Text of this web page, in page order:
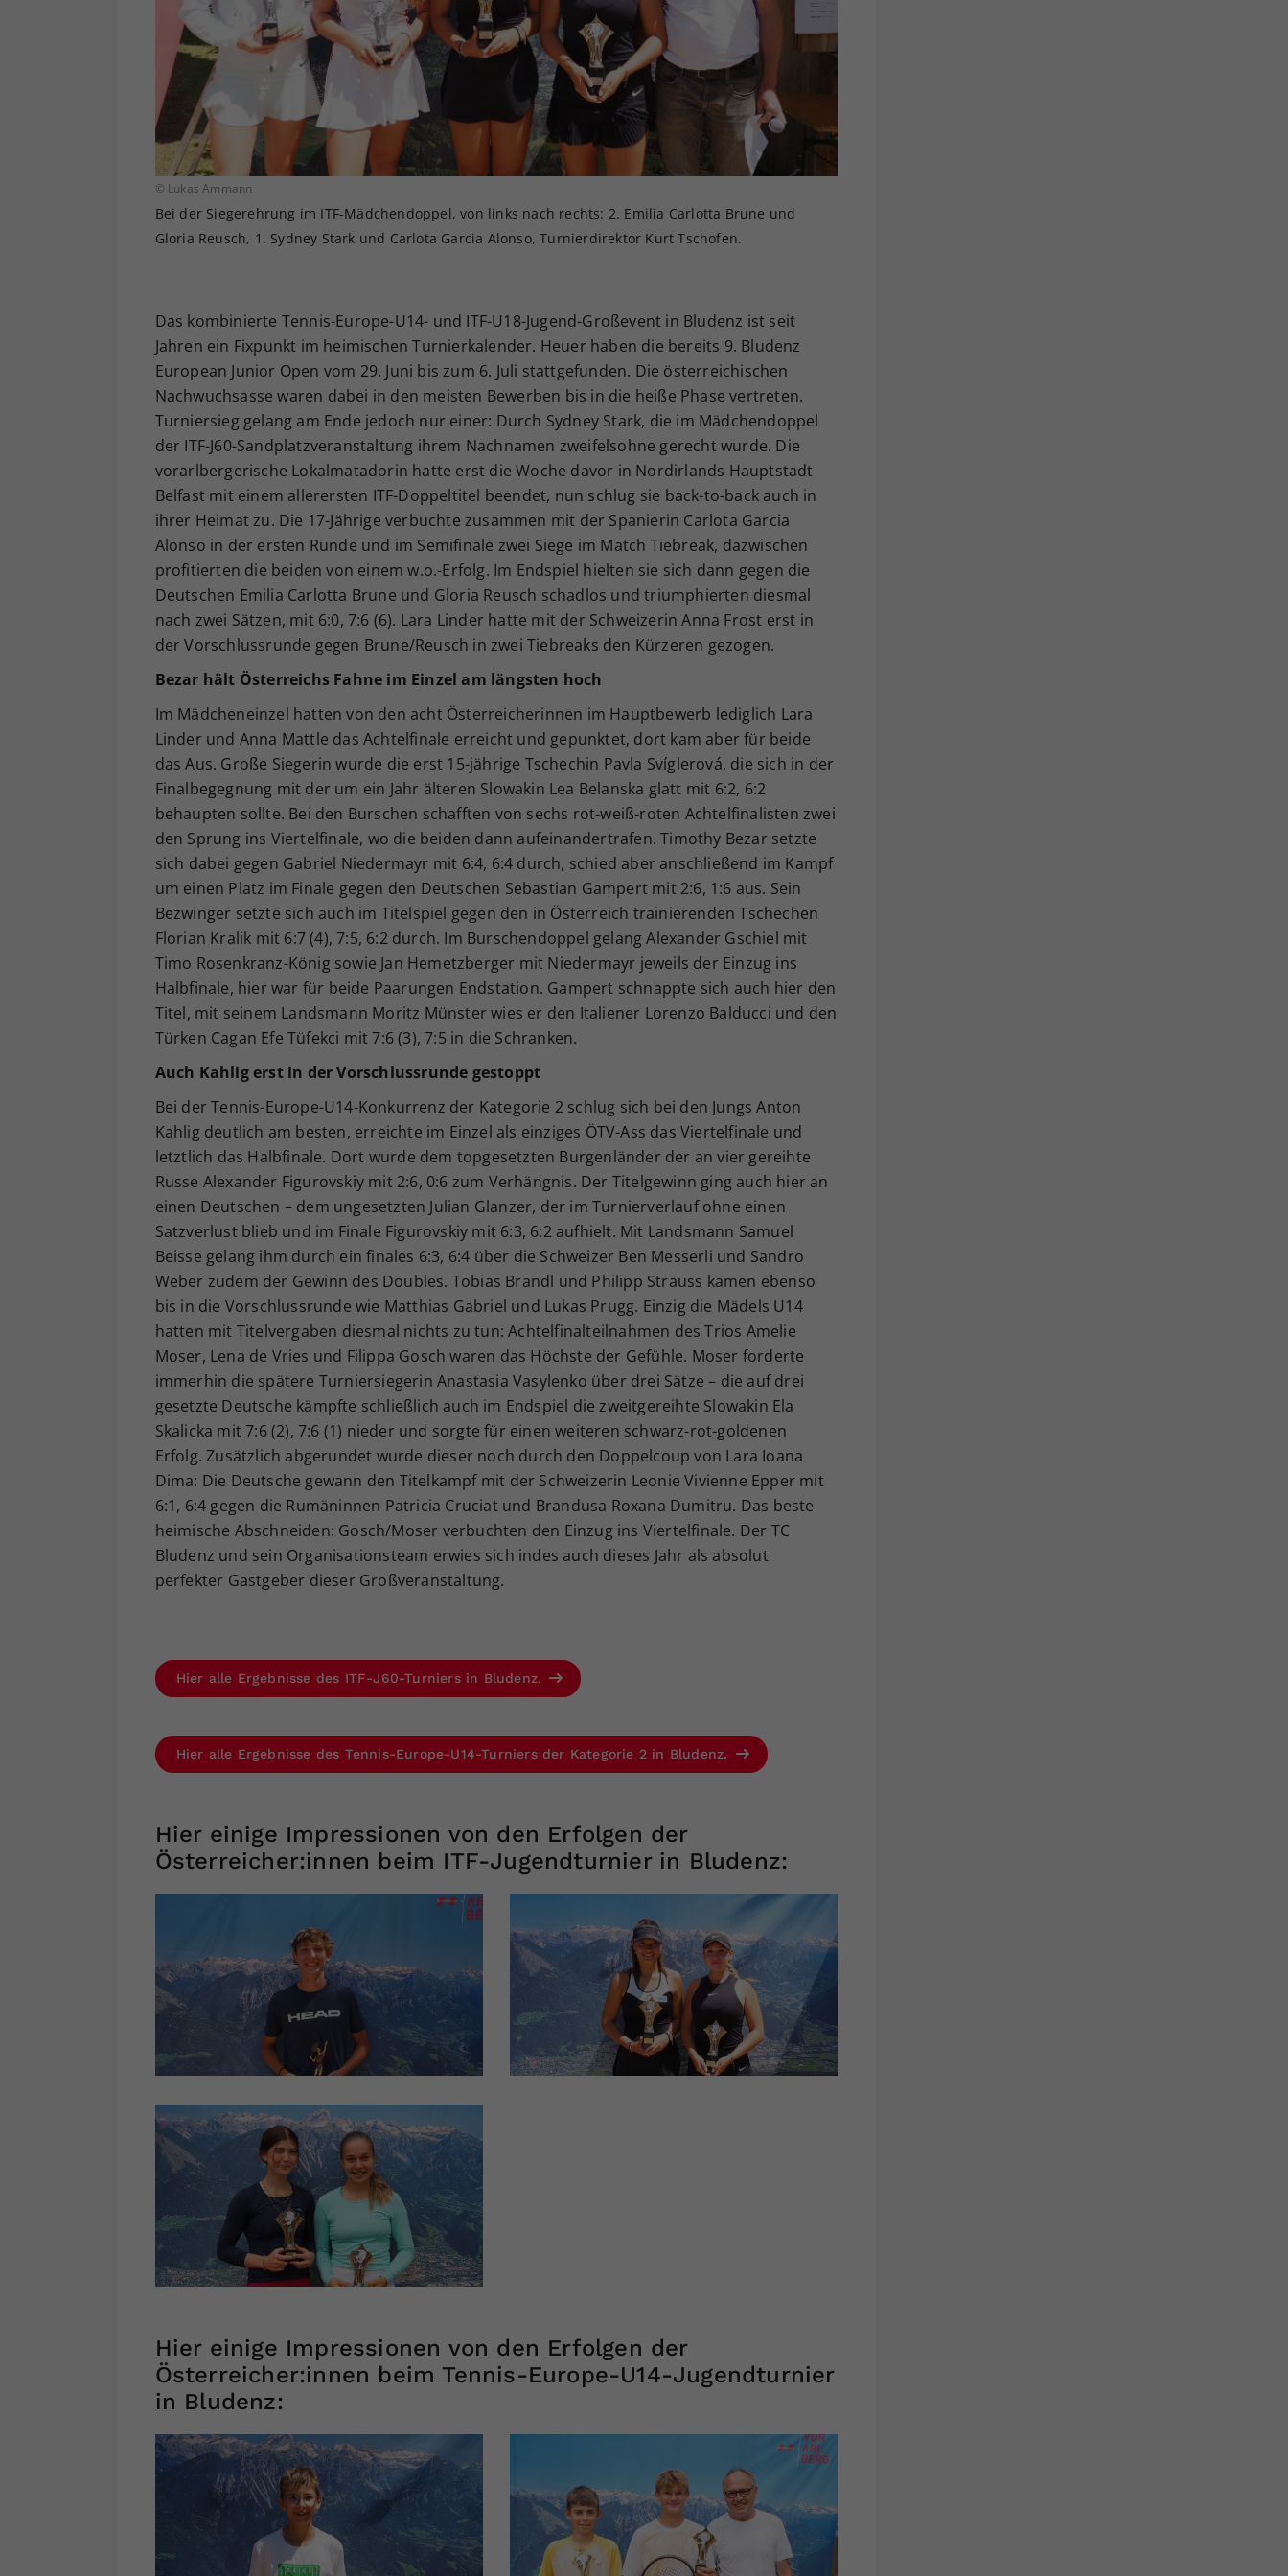
© Lukas Ammann
Bei der Siegerehrung im ITF-Mädchendoppel, von links nach rechts: 2. Emilia Carlotta Brune und
Gloria Reusch, 1. Sydney Stark und Carlota Garcia Alonso, Turnierdirektor Kurt Tschofen.
Das kombinierte Tennis-Europe-U14- und ITF-U18-Jugend-Großevent in Bludenz ist seit
Jahren ein Fixpunkt im heimischen Turnierkalender. Heuer haben die bereits 9. Bludenz
European Junior Open vom 29. Juni bis zum 6. Juli stattgefunden. Die österreichischen
Nachwuchsasse waren dabei in den meisten Bewerben bis in die heiße Phase vertreten.
Turniersieg gelang am Ende jedoch nur einer: Durch Sydney Stark, die im Mädchendoppel
der ITF-J60-Sandplatzveranstaltung ihrem Nachnamen zweifelsohne gerecht wurde. Die
vorarlbergerische Lokalmatadorin hatte erst die Woche davor in Nordirlands Hauptstadt
Belfast mit einem allerersten ITF-Doppeltitel beendet, nun schlug sie back-to-back auch in
ihrer Heimat zu. Die 17-Jährige verbuchte zusammen mit der Spanierin Carlota Garcia
Alonso in der ersten Runde und im Semifinale zwei Siege im Match Tiebreak, dazwischen
profitierten die beiden von einem w.o.-Erfolg. Im Endspiel hielten sie sich dann gegen die
Deutschen Emilia Carlotta Brune und Gloria Reusch schadlos und triumphierten diesmal
nach zwei Sätzen, mit 6:0, 7:6 (6). Lara Linder hatte mit der Schweizerin Anna Frost erst in
der Vorschlussrunde gegen Brune/Reusch in zwei Tiebreaks den Kürzeren gezogen.
Bezar hält Österreichs Fahne im Einzel am längsten hoch
Im Mädcheneinzel hatten von den acht Österreicherinnen im Hauptbewerb lediglich Lara
Linder und Anna Mattle das Achtelfinale erreicht und gepunktet, dort kam aber für beide
das Aus. Große Siegerin wurde die erst 15-jährige Tschechin Pavla Svíglerová, die sich in der
Finalbegegnung mit der um ein Jahr älteren Slowakin Lea Belanska glatt mit 6:2, 6:2
behaupten sollte. Bei den Burschen schafften von sechs rot-weiß-roten Achtelfinalisten zwei
den Sprung ins Viertelfinale, wo die beiden dann aufeinandertrafen. Timothy Bezar setzte
sich dabei gegen Gabriel Niedermayr mit 6:4, 6:4 durch, schied aber anschließend im Kampf
um einen Platz im Finale gegen den Deutschen Sebastian Gampert mit 2:6, 1:6 aus. Sein
Bezwinger setzte sich auch im Titelspiel gegen den in Österreich trainierenden Tschechen
Florian Kralik mit 6:7 (4), 7:5, 6:2 durch. Im Burschendoppel gelang Alexander Gschiel mit
Timo Rosenkranz-König sowie Jan Hemetzberger mit Niedermayr jeweils der Einzug ins
Halbfinale, hier war für beide Paarungen Endstation. Gampert schnappte sich auch hier den
Titel, mit seinem Landsmann Moritz Münster wies er den Italiener Lorenzo Balducci und den
Türken Cagan Efe Tüfekci mit 7:6 (3), 7:5 in die Schranken.
Auch Kahlig erst in der Vorschlussrunde gestoppt
Bei der Tennis-Europe-U14-Konkurrenz der Kategorie 2 schlug sich bei den Jungs Anton
Kahlig deutlich am besten, erreichte im Einzel als einziges ÖTV-Ass das Viertelfinale und
letztlich das Halbfinale. Dort wurde dem topgesetzten Burgenländer der an vier gereihte
Russe Alexander Figurovskiy mit 2:6, 0:6 zum Verhängnis. Der Titelgewinn ging auch hier an
einen Deutschen – dem ungesetzten Julian Glanzer, der im Turnierverlauf ohne einen
Satzverlust blieb und im Finale Figurovskiy mit 6:3, 6:2 aufhielt. Mit Landsmann Samuel
Beisse gelang ihm durch ein finales 6:3, 6:4 über die Schweizer Ben Messerli und Sandro
Weber zudem der Gewinn des Doubles. Tobias Brandl und Philipp Strauss kamen ebenso
bis in die Vorschlussrunde wie Matthias Gabriel und Lukas Prugg. Einzig die Mädels U14
hatten mit Titelvergaben diesmal nichts zu tun: Achtelfinalteilnahmen des Trios Amelie
Moser, Lena de Vries und Filippa Gosch waren das Höchste der Gefühle. Moser forderte
immerhin die spätere Turniersiegerin Anastasia Vasylenko über drei Sätze – die auf drei
gesetzte Deutsche kämpfte schließlich auch im Endspiel die zweitgereihte Slowakin Ela
Skalicka mit 7:6 (2), 7:6 (1) nieder und sorgte für einen weiteren schwarz-rot-goldenen
Erfolg. Zusätzlich abgerundet wurde dieser noch durch den Doppelcoup von Lara Ioana
Dima: Die Deutsche gewann den Titelkampf mit der Schweizerin Leonie Vivienne Epper mit
6:1, 6:4 gegen die Rumäninnen Patricia Cruciat und Brandusa Roxana Dumitru. Das beste
heimische Abschneiden: Gosch/Moser verbuchten den Einzug ins Viertelfinale. Der TC
Bludenz und sein Organisationsteam erwies sich indes auch dieses Jahr als absolut
perfekter Gastgeber dieser Großveranstaltung.
Hier alle Ergebnisse des ITF-J60-Turniers in Bludenz.
Hier alle Ergebnisse des Tennis-Europe-U14-Turniers der Kategorie 2 in Bludenz.
Hier einige Impressionen von den Erfolgen der
Österreicher:innen beim ITF-Jugendturnier in Bludenz:
Hier einige Impressionen von den Erfolgen der
Österreicher:innen beim Tennis-Europe-U14-Jugendturnier
in Bludenz:
Ihrer vorgenommen Einstellungen, falls der
Webseiten-Betreiber dies eingestellt hat.